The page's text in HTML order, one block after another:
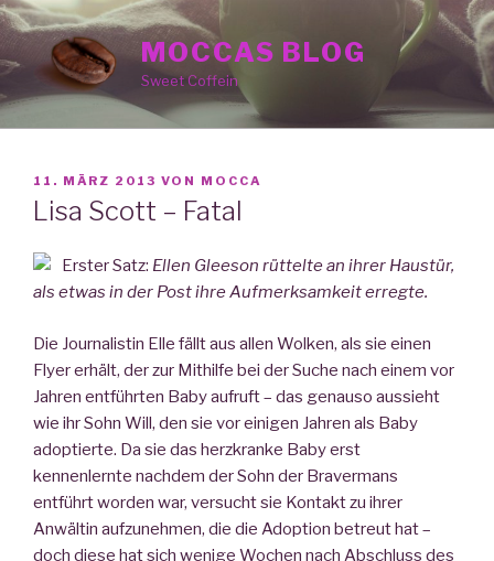
Zum
Inhalt
springen
MOCCAS BLOG
Sweet Coffein
VERÖFFENTLICHT
AM
11. MÄRZ 2013 VON MOCCA
Lisa Scott – Fatal
Erster Satz: Ellen Gleeson rüttelte an ihrer Haustür,
als etwas in der Post ihre Aufmerksamkeit erregte.
Die Journalistin Elle fällt aus allen Wolken, als sie einen
Flyer erhält, der zur Mithilfe bei der Suche nach einem vor
Jahren entführten Baby aufruft – das genauso aussieht
wie ihr Sohn Will, den sie vor einigen Jahren als Baby
adoptierte. Da sie das herzkranke Baby erst
kennenlernte nachdem der Sohn der Bravermans
entführt worden war, versucht sie Kontakt zu ihrer
Anwältin aufzunehmen, die die Adoption betreut hat –
doch diese hat sich wenige Wochen nach Abschluss des